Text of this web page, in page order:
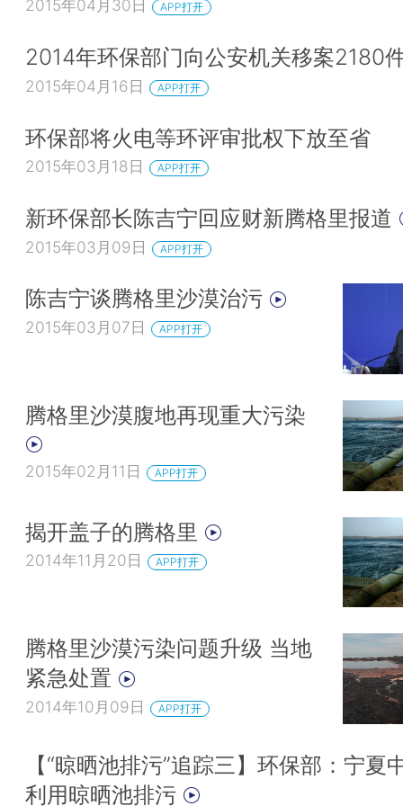
2015年04月30日 APP打开
2014年环保部门向公安机关移案2180
2015年04月16日 APP打开
环保部将火电等环评审批权下放至省
2015年03月18日 APP打开
新环保部长陈吉宁回应财新腾格里报道
2015年03月09日 APP打开
陈吉宁谈腾格里沙漠治污
2015年03月07日 APP打开
腾格里沙漠腹地再现重大污染
2015年02月11日 APP打开
揭开盖子的腾格里
2014年11月20日 APP打开
腾格里沙漠污染问题升级 当地
紧急处置
2014年10月09日 APP打开
【“晾晒池排污”追踪三】环保部：宁夏
利用晾晒池排污